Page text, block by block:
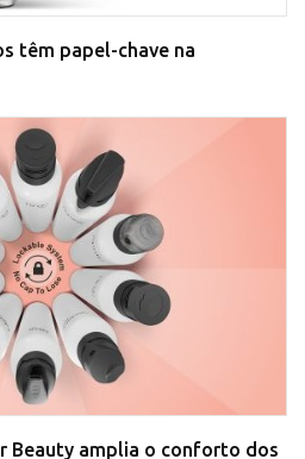
têm papel-chave na
Beauty amplia o conforto dos